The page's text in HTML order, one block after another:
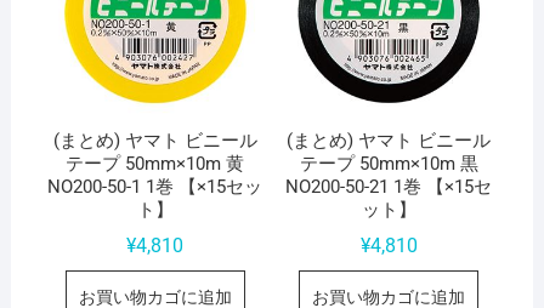
(まとめ) ヤマト ビニール
テープ 50mm×10m 黄
NO200-50-1 1巻 【×15セッ
ト】
¥4,810
お買い物カゴに追加
(まとめ) ヤマト ビニール
テープ 50mm×10m 黒
NO200-50-21 1巻 【×15セ
ット】
¥4,810
お買い物カゴに追加